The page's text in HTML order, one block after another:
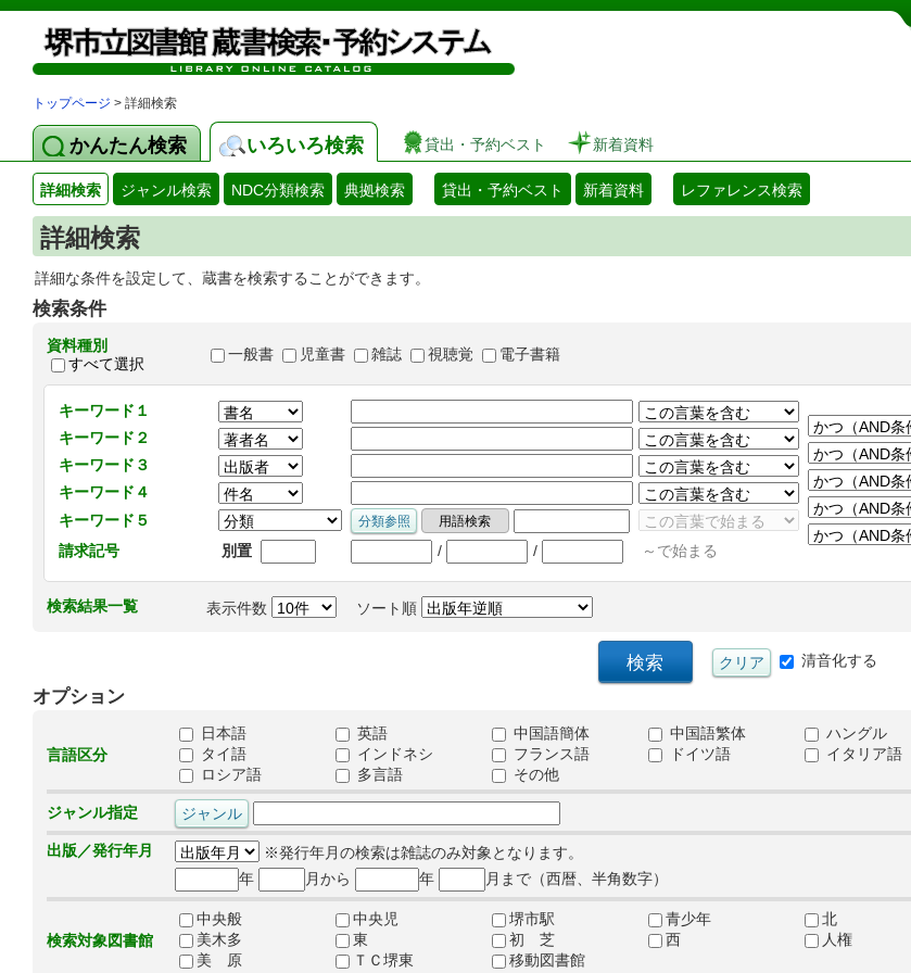
図書館 蔵書検索・予約システム
トップページ > 詳細検索
かんたん検索 いろいろ検索 貸出・予約ベスト 新着資料
詳細検索 ジャンル検索 NDC分類検索 典拠検索 貸出・予約ベスト 新着資料 レファレンス検索
詳細検索
詳細な条件を設定して、蔵書を検索することができます。
検索条件
資料種別
すべて選択
一般書 児童書 雑誌 視聴覚 電子書籍
キーワード１
キーワード２
キーワード３
キーワード４
キーワード５
請求記号
別置 / / ～で始まる
検索結果一覧 表示件数 ソート順
清音化する
オプション
言語区分
日本語 英語 中国語簡体 中国語繁体 ハングル
タイ語
インドネシ フランス語 ドイツ語 イタリア語
ロシア語
多言語 その他
ジャンル指定
出版／発行年月
※発行年月の検索は雑誌のみ対象となります。
年
月から 年 月まで（西暦、半角数字）
検索対象図書館
中央般 中央児 堺市駅 青少年 北
美木多
東 初 芝 西 人権
美 原
ＴＣ堺東 移動図書館